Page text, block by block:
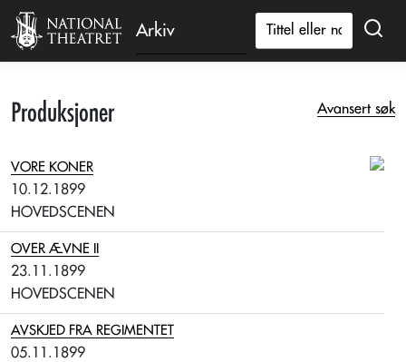
Arkiv
Produksjoner Avansert søk
VORE KONER
10.12.1899
HOVEDSCENEN
OVER ÆVNE II
23.11.1899
HOVEDSCENEN
AVSKJED FRA REGIMENTET
05.11.1899